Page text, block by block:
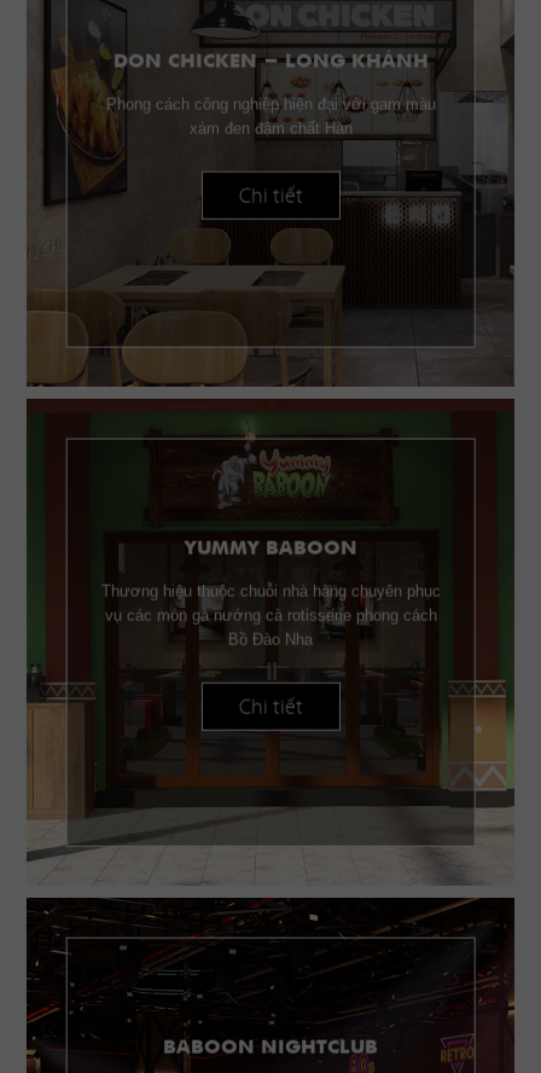
DON CHICKEN - LONG KHÁNH
Phong cách công nghiệp hiện đại với gam màu
xám đen đậm chất Hàn
Chi tiết
YUMMY BABOON
Thương hiệu thuộc chuỗi nhà hàng chuyên phục
vụ các món gà nướng cà rotisserie phong cách
Bồ Đào Nha
Chi tiết
BABOON NIGHTCLUB